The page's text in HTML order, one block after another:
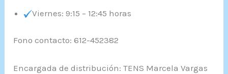
Viernes: 9:15 – 12:45 horas
Fono contacto: 612-452382
Encargada de distribución: TENS Marcela Vargas